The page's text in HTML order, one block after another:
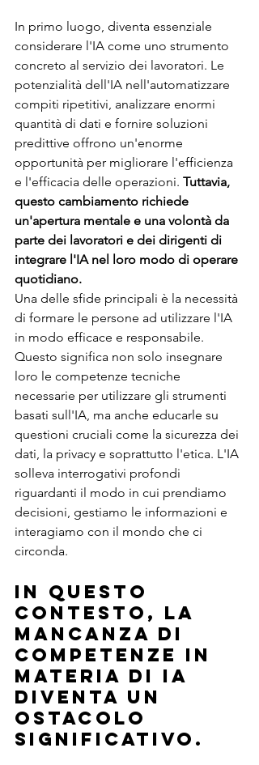
In primo luogo, diventa essenziale
considerare l'IA come uno strumento
concreto al servizio dei lavoratori. Le
potenzialità dell'IA nell'automatizzare
compiti ripetitivi, analizzare enormi
quantità di dati e fornire soluzioni
predittive offrono un'enorme
opportunità per migliorare l'efficienza
e l'efficacia delle operazioni. Tuttavia,
questo cambiamento richiede
un'apertura mentale e una volontà da
parte dei lavoratori e dei dirigenti di
integrare l'IA nel loro modo di operare
quotidiano.
Una delle sfide principali è la necessità
di formare le persone ad utilizzare l'IA
in modo efficace e responsabile.
Questo significa non solo insegnare
loro le competenze tecniche
necessarie per utilizzare gli strumenti
basati sull'IA, ma anche educarle su
questioni cruciali come la sicurezza dei
dati, la privacy e soprattutto l'etica. L'IA
solleva interrogativi profondi
riguardanti il modo in cui prendiamo
decisioni, gestiamo le informazioni e
interagiamo con il mondo che ci
circonda.
In questo
contesto, la
mancanza di
competenze in
materia di IA
diventa un
ostacolo
significativo.